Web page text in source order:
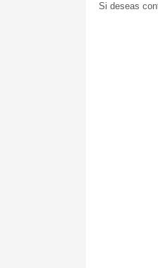
Si deseas